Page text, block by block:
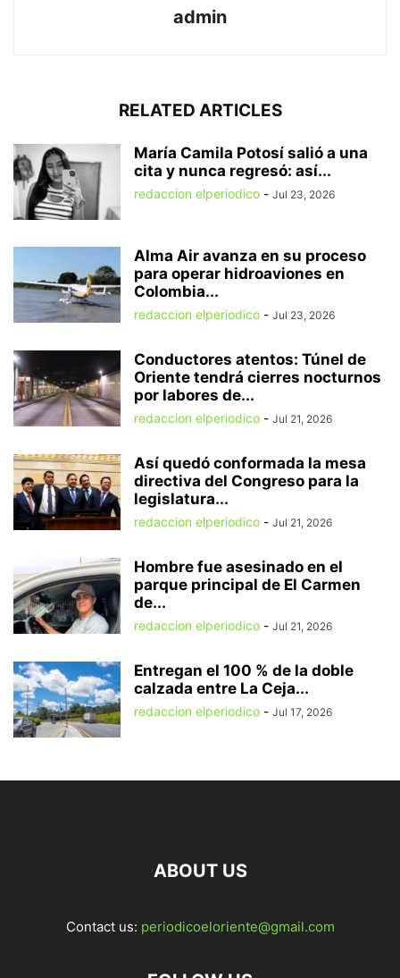
admin
RELATED ARTICLES
María Camila Potosí salió a una
cita y nunca regresó: así...
redaccion elperiodico - Jul 23, 2026
Alma Air avanza en su proceso
para operar hidroaviones en
Colombia...
redaccion elperiodico - Jul 23, 2026
Conductores atentos: Túnel de
Oriente tendrá cierres nocturnos
por labores de...
redaccion elperiodico - Jul 21, 2026
Así quedó conformada la mesa
directiva del Congreso para la
legislatura...
redaccion elperiodico - Jul 21, 2026
Hombre fue asesinado en el
parque principal de El Carmen
de...
redaccion elperiodico - Jul 21, 2026
Entregan el 100 % de la doble
calzada entre La Ceja...
redaccion elperiodico - Jul 17, 2026
ABOUT US
Contact us: periodicoeloriente@gmail.com